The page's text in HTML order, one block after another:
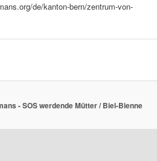
de/kanton-bern/zentrum-von-
- SOS werdende Mütter / Biel-Bienne